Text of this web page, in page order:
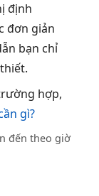
định
đơn giản
bạn chỉ
hợp,
gì?
đến theo giờ